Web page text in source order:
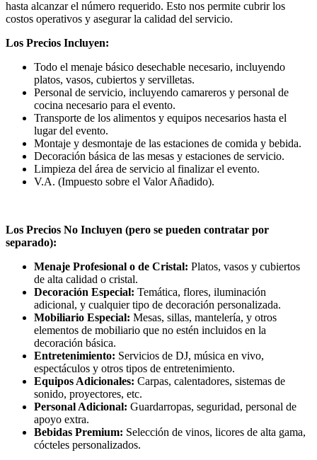
hasta alcanzar el número requerido. Esto nos permite cubrir los
costos operativos y asegurar la calidad del servicio.
Los Precios Incluyen:
Todo el menaje básico desechable necesario, incluyendo
platos, vasos, cubiertos y servilletas.
Personal de servicio, incluyendo camareros y personal de
cocina necesario para el evento.
Transporte de los alimentos y equipos necesarios hasta el
lugar del evento.
Montaje y desmontaje de las estaciones de comida y bebida.
Decoración básica de las mesas y estaciones de servicio.
Limpieza del área de servicio al finalizar el evento.
V.A. (Impuesto sobre el Valor Añadido).
Los Precios No Incluyen (pero se pueden contratar por
separado):
Menaje Profesional o de Cristal: Platos, vasos y cubiertos
de alta calidad o cristal.
Decoración Especial: Temática, flores, iluminación
adicional, y cualquier tipo de decoración personalizada.
Mobiliario Especial: Mesas, sillas, mantelería, y otros
elementos de mobiliario que no estén incluidos en la
decoración básica.
Entretenimiento: Servicios de DJ, música en vivo,
espectáculos y otros tipos de entretenimiento.
Equipos Adicionales: Carpas, calentadores, sistemas de
sonido, proyectores, etc.
Personal Adicional: Guardarropas, seguridad, personal de
apoyo extra.
Bebidas Premium: Selección de vinos, licores de alta gama,
cócteles personalizados.